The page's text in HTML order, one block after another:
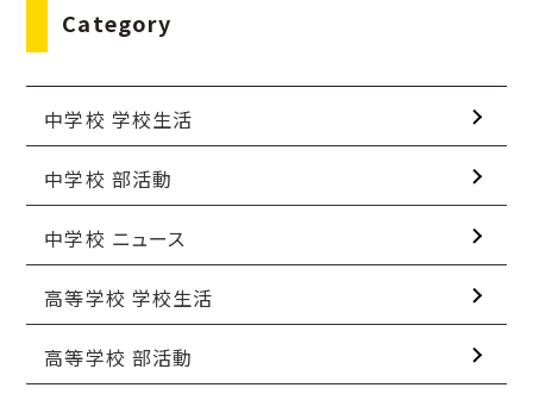
Category
中学校 学校生活
中学校 部活動
中学校 ニュース
高等学校 学校生活
高等学校 部活動